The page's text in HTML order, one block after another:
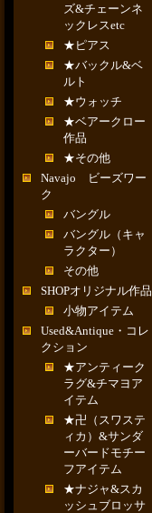
ズ&チェーンネ
ックレスetc
★ピアス
★バックル&ベ
ルト
★ウォッチ
★ベアークロー
作品
★その他
Navajo ビーズワー
ク
バングル
バングル（キャ
ラクター）
その他
SHOPオリジナル作品
小物アイテム
Used&Antique・コレ
クション
★アンティーク
ラグ&チマヨア
イテム
★卍（スワステ
ィカ）&サンダ
ーバードモチー
フアイテム
★ナジャ&スカ
ッシュブロッサ